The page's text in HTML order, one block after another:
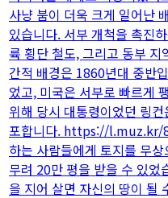
사냥 붐이 더욱 크게 일어난
있습니다. 서부 개척을 촉진
륙 횡단 철도, 그리고 동부 지
간적 배경은 1860년대 중반
었고, 미국은 서부로 빠르게
위해 당시 대통령이었던 링
포합니다. https://l.muz.kr/
하는 사람들에게 토지를 무
무려 20만 평을 받을 수 있었
을 지어 살면 자신의 땅이 될